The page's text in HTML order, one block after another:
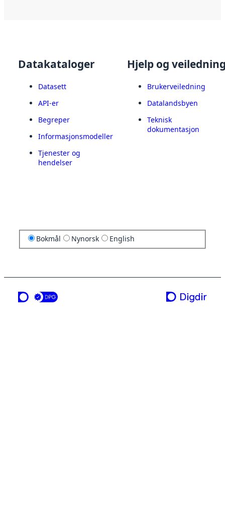
Datakataloger
Datasett
API-er
Begreper
Informasjonsmodeller
Tjenester og
hendelser
Hjelp og
Brukerveiledning
Datalandsbyen
Teknisk
dokumentasjon
Bokmål Nynorsk English